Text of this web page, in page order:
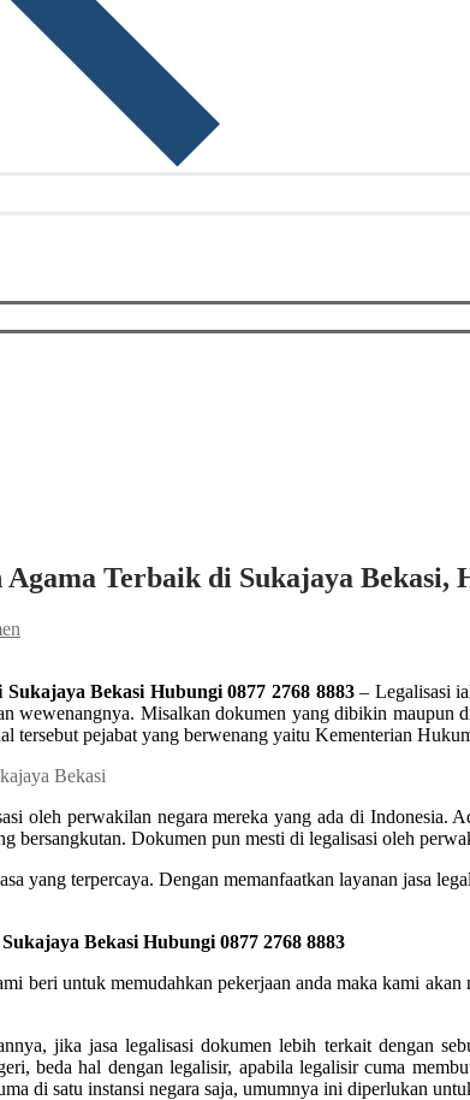
Terbaik di Sukajaya Bekasi,
Bekasi Hubungi 0877 2768 8883– Legalisasi
wewenangnya. Misalkan dokumen yang dibikin maupun
tersebut pejabat yang berwenang yaitu Kementerian
oleh perwakilan negara mereka yang ada di
bersangkutan. Dokumen pun mesti di legalisasi oleh
yang terpercaya. Dengan memanfaatkan layanan jasa
Bekasi Hubungi 0877 2768 8883
beri untuk memudahkan pekerjaan anda maka kami
jika jasa legalisasi dokumen lebih terkait dengan
beda hal dengan legalisir, apabila legalisir cuma
di satu instansi negara saja, umumnya ini diperlukan